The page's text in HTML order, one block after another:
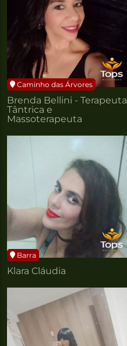
Caminho das Árvores
Brenda Bellini - Terapeuta
Tântrica e
Massoterapeuta
Barra
Klara Cláudia